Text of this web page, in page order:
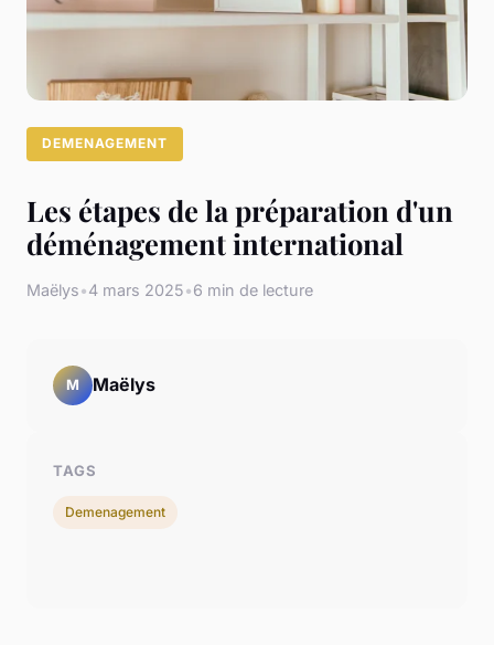
DEMENAGEMENT
Les étapes de la préparation d'un
déménagement international
Maëlys•4 mars 2025•6 min de lecture
M Maëlys
TAGS
Demenagement